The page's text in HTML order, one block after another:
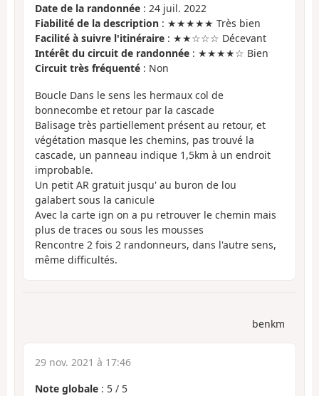
Date de la randonnée : 24 juil. 2022
Fiabilité de la description : ★★★★★ Très bien
Facilité à suivre l'itinéraire : ★★☆☆☆ Décevant
Intérêt du circuit de randonnée : ★★★★☆ Bien
Circuit très fréquenté : Non
Boucle Dans le sens les hermaux col de
bonnecombe et retour par la cascade
Balisage très partiellement présent au retour, et
végétation masque les chemins, pas trouvé la
cascade, un panneau indique 1,5km à un endroit
improbable.
Un petit AR gratuit jusqu' au buron de lou
galabert sous la canicule
Avec la carte ign on a pu retrouver le chemin mais
plus de traces ou sous les mousses
Rencontre 2 fois 2 randonneurs, dans l'autre sens,
même difficultés.
benkm
29 nov. 2021 à 17:46
Note globale : 5 / 5